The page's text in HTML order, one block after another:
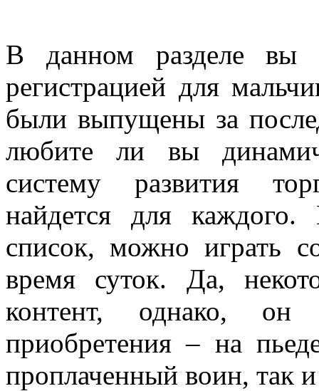
В данном разделе вы
регистрацией для
были выпущены за
любите ли вы
систему развития
найдется для
список, можно играть
время суток. Да,
контент, однако, он
приобретения – на
проплаченный воин, так